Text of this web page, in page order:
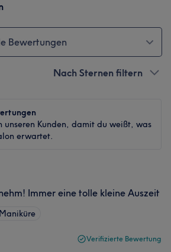
Bewertungen
Nach Sternen filtern
unseren Kunden, damit du weißt, was
erwartet.
Immer eine tolle kleine Auszeit
Maniküre
Verifizierte Bewertung